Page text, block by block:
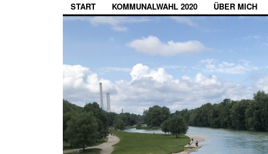
START KOMMUNALWAHL 2020 ÜBER MICH